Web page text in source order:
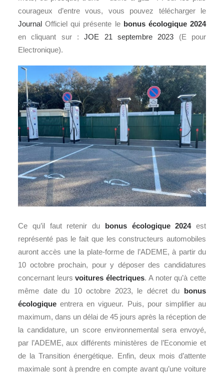
courageux d’entre vous, vous pouvez télécharger le
Journal Officiel qui présente le bonus écologique 2024
en cliquant sur :JOE 21 septembre 2023 (E pour
Electronique).
Ce qu’il faut retenir du bonus écologique 2024est
représenté pas le fait que les constructeurs automobiles
auront accès une la plate-forme de l’ADEME, à partir du
10 octobre prochain, pour y déposer des candidatures
concernant leursvoitures électriques. A noter qu’à cette
même date du 10 octobre 2023, le décret du bonus
écologique entrera en vigueur. Puis, pour simplifier au
maximum, dans un délai de 45 jours après la réception de
la candidature, un score environnemental sera envoyé,
par l’ADEME, aux différents ministères de l’Economie et
de la Transition énergétique. Enfin, deux mois d’attente
maximale sont à prendre en compte avant qu’une voiture